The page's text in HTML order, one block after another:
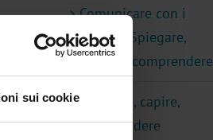
sui cookie
Comunicare con i
ragazzi. Spiegare,
capire e comprendere
Spiegare, capire,
comprendere